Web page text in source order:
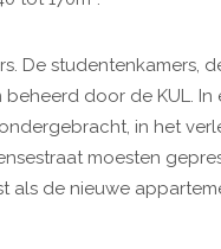
De studentenkamers,
door de KUL. In
in het
moesten
als de nieuwe